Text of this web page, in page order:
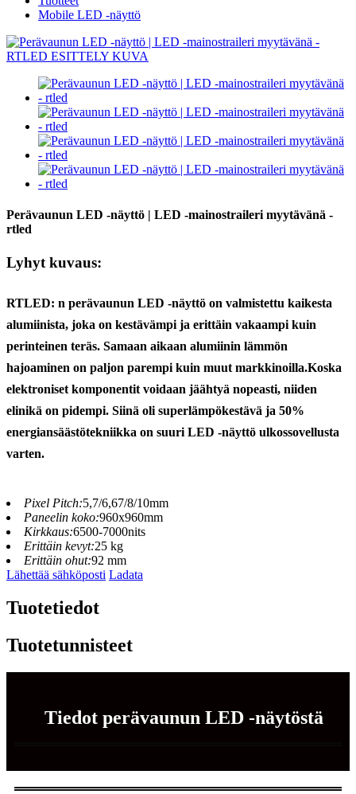
Mobile LED -näyttö
Perävaunun LED -näyttö | LED -mainostraileri myytävänä -
rtled
Lyhyt kuvaus:
RTLED: n perävaunun LED -näyttö on valmistettu kaikesta
alumiinista, joka on kestävämpi ja erittäin vakaampi kuin
perinteinen teräs. Samaan aikaan alumiinin lämmön
hajoaminen on paljon parempi kuin muut markkinoilla.Koska
elektroniset komponentit voidaan jäähtyä nopeasti, niiden
elinikä on pidempi. Siinä oli superlämpökestävä ja 50%
energiansäästötekniikka on suuri LED -näyttö ulkossovellusta
varten.
Pixel Pitch:5,7/6,67/8/10mm
Paneelin koko:960x960mm
Kirkkaus:6500-7000nits
Erittäin kevyt:25 kg
Erittäin ohut:92 mm
Lähettää sähköposti Ladata
Tuotetiedot
Tuotetunnisteet
Tiedot perävaunun LED -näytöstä